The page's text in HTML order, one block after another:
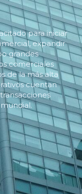
para iniciar
expandir
grandes
comerciales
de la más alta
cuentan